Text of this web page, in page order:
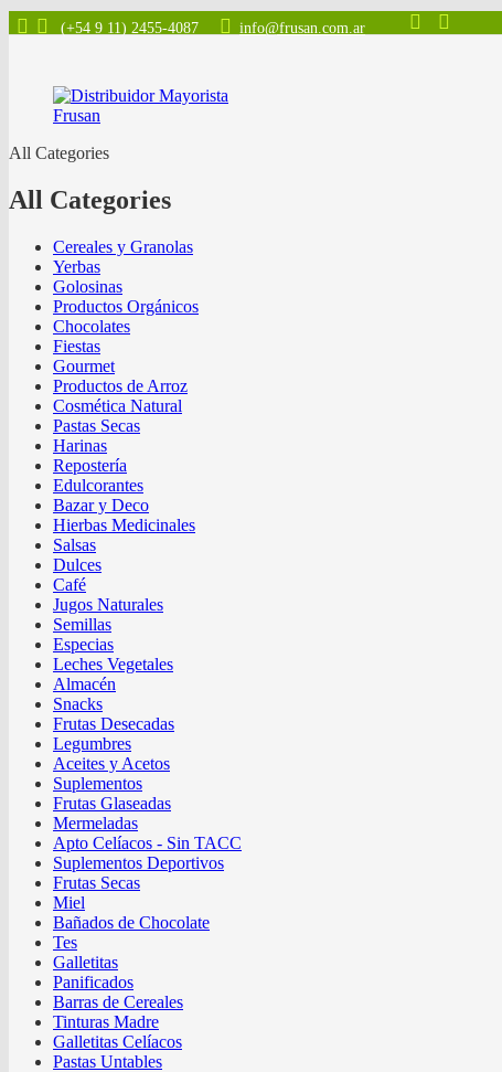
(+54 9 11) 2455-4087 info@frusan.com.ar
All Categories
All Categories
Cereales y Granolas
Yerbas
Golosinas
Productos Orgánicos
Chocolates
Fiestas
Gourmet
Productos de Arroz
Cosmética Natural
Pastas Secas
Harinas
Repostería
Edulcorantes
Bazar y Deco
Hierbas Medicinales
Salsas
Dulces
Café
Jugos Naturales
Semillas
Especias
Leches Vegetales
Almacén
Snacks
Frutas Desecadas
Legumbres
Aceites y Acetos
Suplementos
Frutas Glaseadas
Mermeladas
Apto Celíacos - Sin TACC
Suplementos Deportivos
Frutas Secas
Miel
Bañados de Chocolate
Tes
Galletitas
Panificados
Barras de Cereales
Tinturas Madre
Galletitas Celíacos
Pastas Untables